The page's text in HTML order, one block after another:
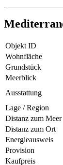
Objekt ID
Wohnfläche
Grundstück
Meerblick
Ausstattung
Lage / Region
Distanz zum Meer
Distanz zum Ort
Energieausweis
Provision
Kaufpreis